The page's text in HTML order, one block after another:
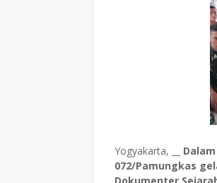
Yogyakarta, __
072/Pamungkas